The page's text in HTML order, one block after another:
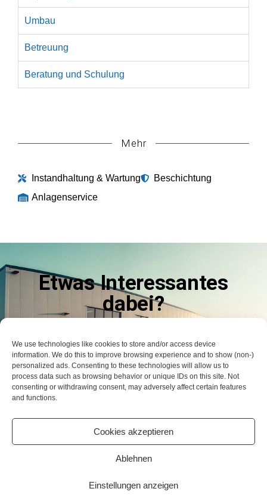
We use technologies like cookies to store and/or access device
information. We do this to improve browsing experience and to show (non-)
personalized ads. Consenting to these technologies will allow us to
process data such as browsing behavior or unique IDs on this site. Not
consenting or withdrawing consent, may adversely affect certain features
and functions.
Cookies akzeptieren
Ablehnen
Einstellungen anzeigen
Umbau
Betreuung
Beratung und Schulung
Mehr
Instandhaltung & Wartung
Beschichtung
Anlagenservice
Etwas Interessantes
dabei?
Kontaktieren Sie uns
© 2006 – 2026 STB – Service Technik Beratung GmbH
Datenschutz